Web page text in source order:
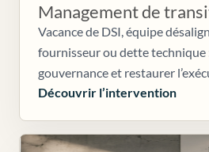
Management de
Vacance de DSI, équipe
fournisseur ou dette technique
gouvernance et restaurer
Découvrir l’intervention